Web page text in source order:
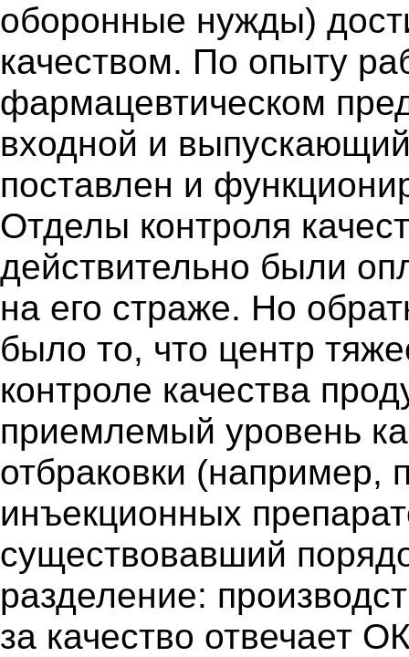
оборонные нужды)
качеством. По опыту
фармацевтическом
входной и
поставлен и
Отделы контроля
действительно были
на его страже. Но
было то, что центр
контроле качества
приемлемый уровень
отбраковки (например,
инъекционных
существовавший
разделение:
за качество отвечает